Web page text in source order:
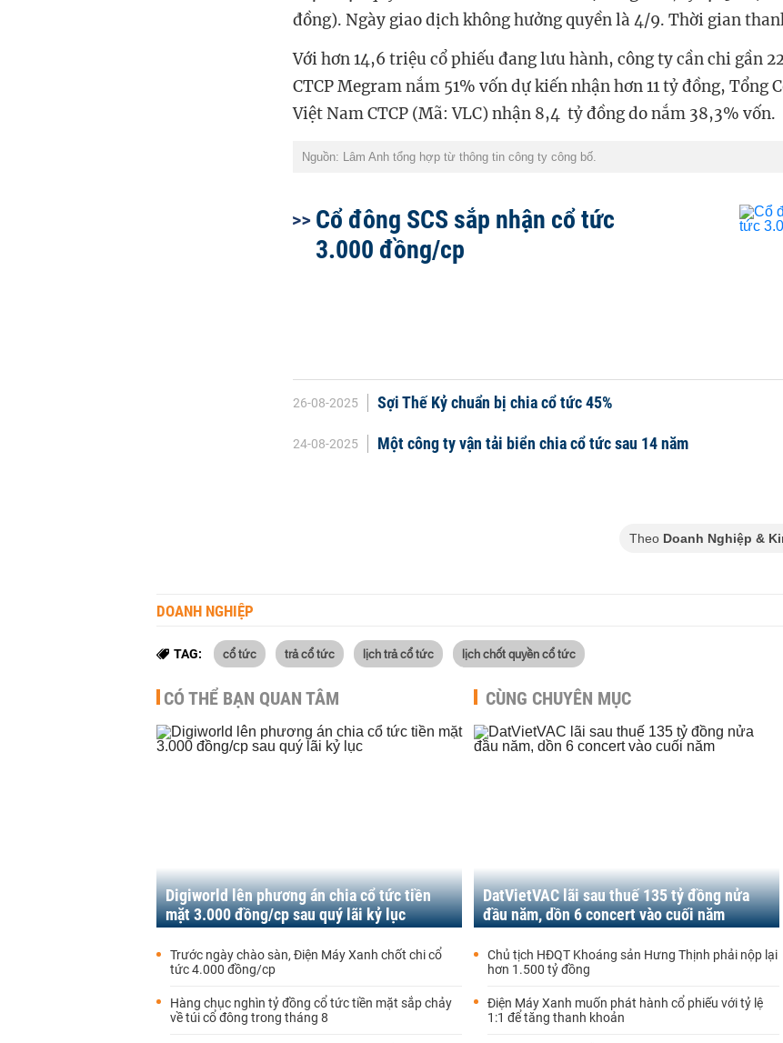
đồng). Ngày giao dịch không hưởng quyền là 4/9. Thời gian
Vớihơn 14,6 triệu cổ phiếu đang lưu hành, công tycần chi gần
CTCPMegramnắm 51% vốn dự kiến nhận hơn 11 tỷ đồng, Tổng
Việt Nam CTCP (Mã:VLC)nhận 8,4 tỷ đồng do nắm 38,3% vốn.
Nguồn: Lâm Anh tổng hợp từ thông tin công ty công bố.
Cổ đông SCS sắp nhận cổ tức
3.000 đồng/cp
26-08-2025 Sợi Thế Kỷ chuẩn bị chia cổ tức 45%
24-08-2025 Một công ty vận tải biển chia cổ tức sau 14 năm
Theo Doanh Nghiệp &
DOANH NGHIỆP
TAG: cổ tức trả cổ tức lịch trả cổ tức lịch chốt quyền cổ tức
CÓ THỂ BẠN QUAN TÂM
Digiworld lên phương án chia cổ tức tiền
mặt 3.000 đồng/cp sau quý lãi kỷ lục
Trước ngày chào sàn, Điện Máy Xanh chốt chi cổ
tức 4.000 đồng/cp
Hàng chục nghìn tỷ đồng cổ tức tiền mặt sắp chảy
về túi cổ đông trong tháng 8
CÙNG CHUYÊN MỤC
DatVietVAC lãi sau thuế 135 tỷ đồng nửa
đầu năm, dồn 6 concert vào cuối năm
Chủ tịch HĐQT Khoáng sản Hưng Thịnh phải nộp lại
hơn 1.500 tỷ đồng
Điện Máy Xanh muốn phát hành cổ phiếu với tỷ lệ
1:1 để tăng thanh khoản